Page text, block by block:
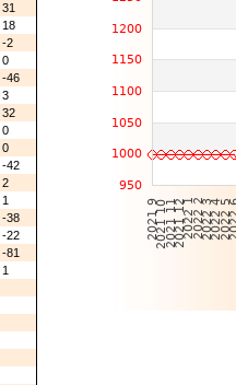
31
18
-2
0
-46
3
32
0
0
-42
2
1
-38
-22
-81
1